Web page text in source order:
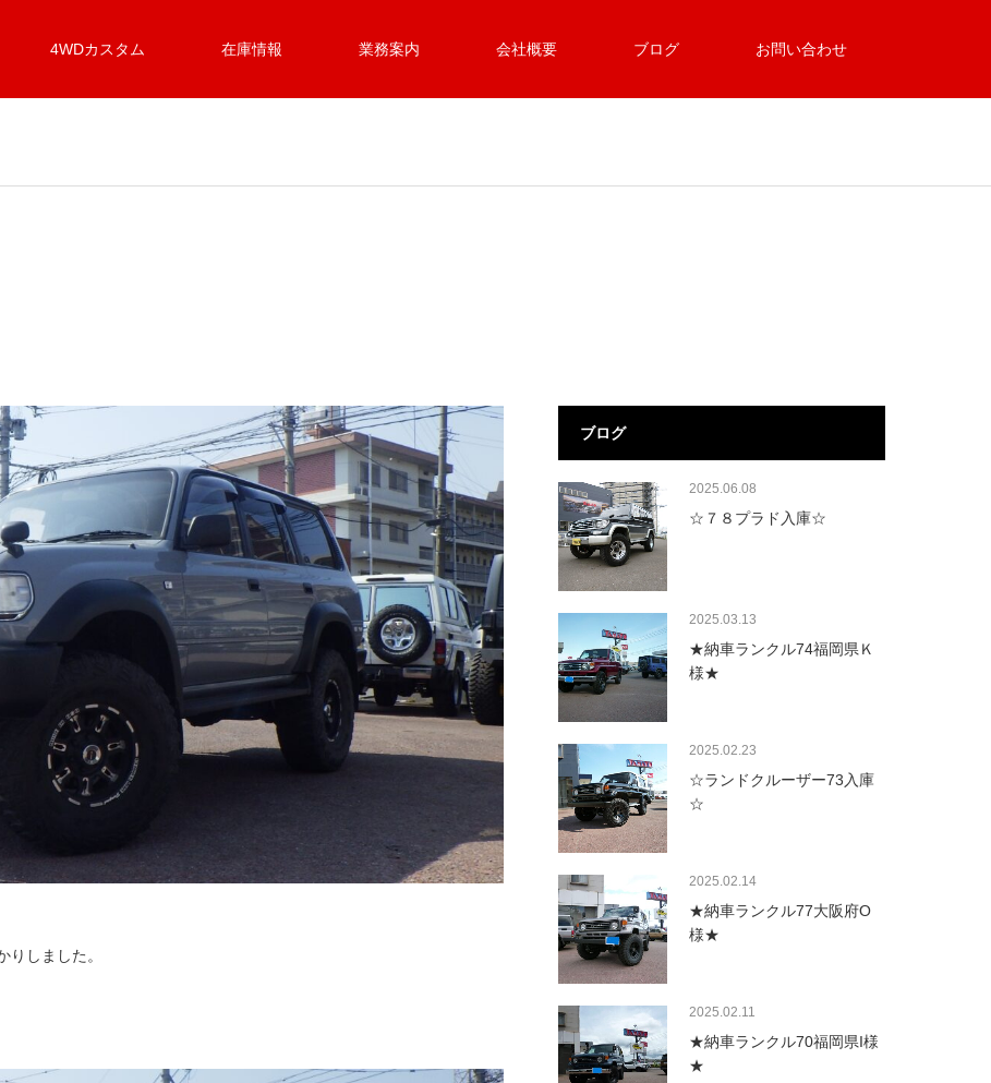
4WDカスタム 在庫情報 業務案内 会社概要 ブログ お問い合わせ
しました。
ブログ
2025.06.08
☆７８プラド入庫☆
2025.03.13
★納車ランクル74福岡県Ｋ
様★
2025.02.23
☆ランドクルーザー73入庫
☆
2025.02.14
★納車ランクル77大阪府O
様★
2025.02.11
★納車ランクル70福岡県I様
★